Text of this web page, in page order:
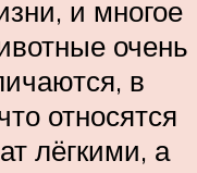
и многое
очень
в
относятся
лёгкими, а